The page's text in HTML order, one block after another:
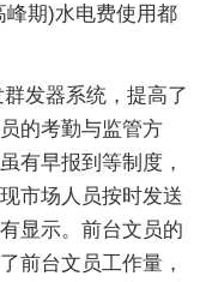
期)水电费使用都
发器系统，提高了
的考勤与监管方
有早报到等制度，
市场人员按时发送
显示。前台文员的
前台文员工作量，